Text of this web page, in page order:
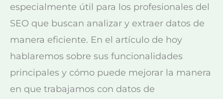
especialmente útil para los profesionales del
SEO que buscan analizar y extraer datos de
manera eficiente. En el artículo de hoy
hablaremos sobre sus funcionalidades
principales y cómo puede mejorar la manera
en que trabajamos con datos de